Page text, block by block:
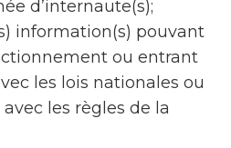
d’internaute(s);
information(s) pouvant
ou entrant
les lois nationales ou
les règles de la